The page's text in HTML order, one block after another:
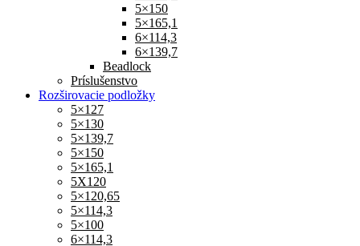
5×150
5×165,1
6×114,3
6×139,7
Beadlock
Príslušenstvo
Rozširovacie podložky
5×127
5×130
5×139,7
5×150
5×165,1
5X120
5×120,65
5×114,3
5×100
6×114,3